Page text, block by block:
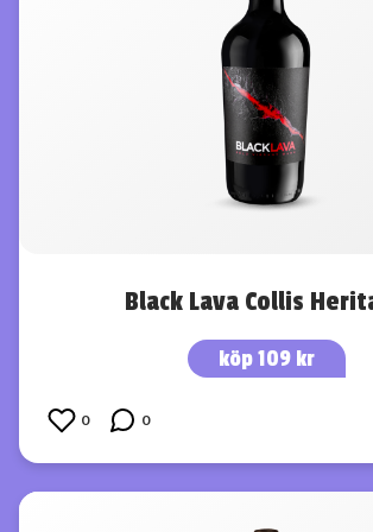
Black Lava Collis
köp 109 kr
0 0